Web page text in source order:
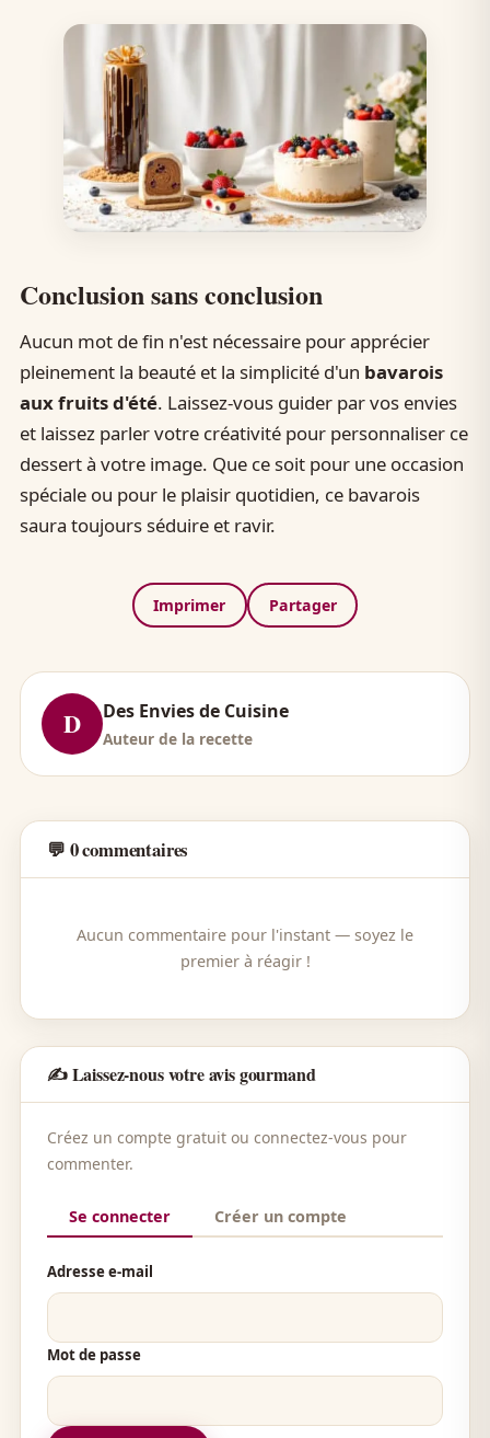
Conclusion sans conclusion
Aucun mot de fin n'est nécessaire pour apprécier
pleinement la beauté et la simplicité d'un bavarois
aux fruits d'été. Laissez-vous guider par vos envies
et laissez parler votre créativité pour personnaliser ce
dessert à votre image. Que ce soit pour une occasion
spéciale ou pour le plaisir quotidien, ce bavarois
saura toujours séduire et ravir.
Imprimer Partager
D Des Envies de Cuisine
Auteur de la recette
💬 0 commentaires
Aucun commentaire pour l'instant — soyez le
premier à réagir !
✍️ Laissez-nous votre avis gourmand
Créez un compte gratuit ou connectez-vous pour
commenter.
Se connecter Créer un compte
Adresse e-mail
Mot de passe